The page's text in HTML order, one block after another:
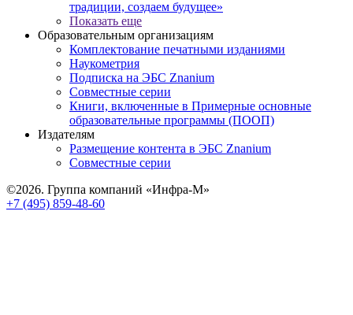
традиции, создаем будущее»
Показать еще
Образовательным организациям
Комплектование печатными изданиями
Наукометрия
Подписка на ЭБС Znanium
Совместные серии
Книги, включенные в Примерные основные
образовательные программы (ПООП)
Издателям
Размещение контента в ЭБС Znanium
Совместные серии
©2026. Группа компаний «Инфра-М»
+7 (495) 859-48-60